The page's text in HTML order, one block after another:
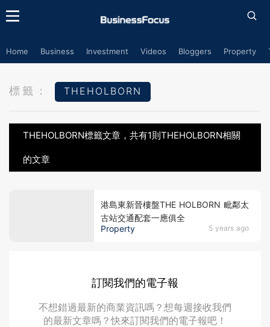
Home Business Investment Videos Bloggers Property
標籤： THEHOLBORN
THEHOLBORN標籤文章，共有1則THEHOLBORN相關
的文章
Property 5 years ago
港島東新晉樓盤THE HOLBORN 毗鄰太
古站交通配套一應俱全
訂閱我們的電子報
不想錯過最新的商業資訊嗎？想每週接收我們
的最新文章嗎？快來訂閱我們的電子報吧！